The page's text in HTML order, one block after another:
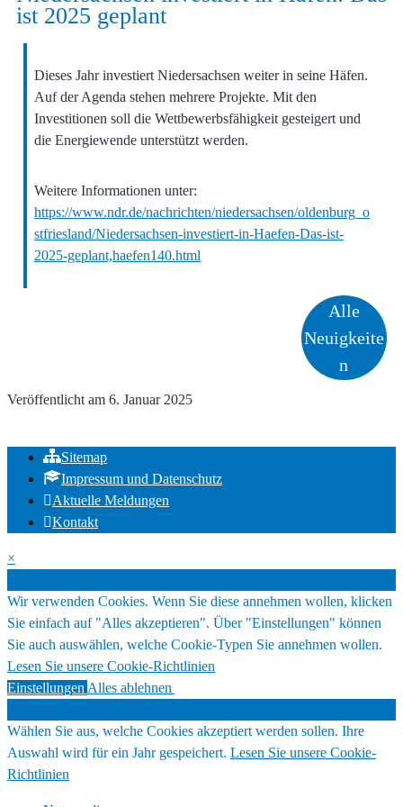
ist 2025 geplant
Dieses Jahr investiert Niedersachsen weiter in seine Häfen.
Auf der Agenda stehen mehrere Projekte. Mit den
Investitionen soll die Wettbewerbsfähigkeit gesteigert und
die Energiewende unterstützt werden.
Weitere Informationen unter:
https://www.ndr.de/nachrichten/niedersachsen/oldenburg_o
stfriesland/Niedersachsen-investiert-in-Haefen-Das-ist-
2025-geplant,haefen140.html
Alle
Neuigkeite
n
Veröffentlicht am 6. Januar 2025
Sitemap
Impressum und Datenschutz
Aktuelle Meldungen
Kontakt
×
Wir verwenden Cookies. Wenn Sie diese annehmen wollen, klicken
Sie einfach auf "Alles akzeptieren". Über "Einstellungen" können
Sie auch auswählen, welche Cookie-Typen Sie annehmen wollen.
Lesen Sie unsere Cookie-Richtlinien
Einstellungen Alles ablehnen
Wählen Sie aus, welche Cookies akzeptiert werden sollen. Ihre
Auswahl wird für ein Jahr gespeichert. Lesen Sie unsere Cookie-
Richtlinien